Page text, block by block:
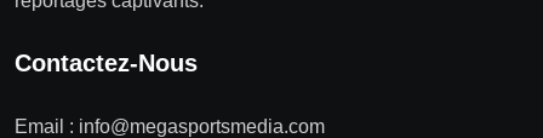
Contactez-Nous
Email : info@megasportsmedia.com